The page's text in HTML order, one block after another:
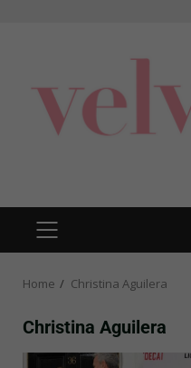
PRIMARY
MENU
Home Christina Aguilera
Christina Aguilera